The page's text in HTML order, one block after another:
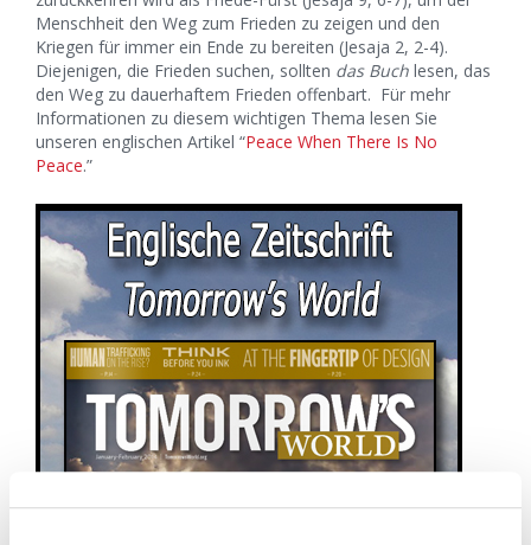
Menschheit den Weg zum Frieden zu zeigen und den
Kriegen für immer ein Ende zu bereiten (Jesaja 2, 2-4).
Diejenigen, die Frieden suchen, sollten das Buch lesen, das
den Weg zu dauerhaftem Frieden offenbart. Für mehr
Informationen zu diesem wichtigen Thema lesen Sie
unseren englischen Artikel “Peace When There Is No
Peace.”